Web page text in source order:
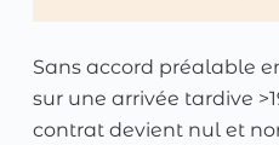
Sans accord préalable
sur une arrivée tardive
contrat devient nul et